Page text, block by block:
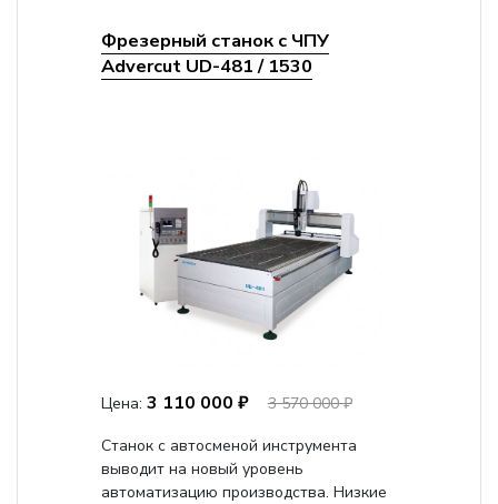
Фрезерный станок с ЧПУ
Advercut UD-481 / 1530
Цена: 3 110 000 ₽
3 570 000 ₽
Станок с автосменой инструмента
выводит на новый уровень
автоматизацию производства. Низкие